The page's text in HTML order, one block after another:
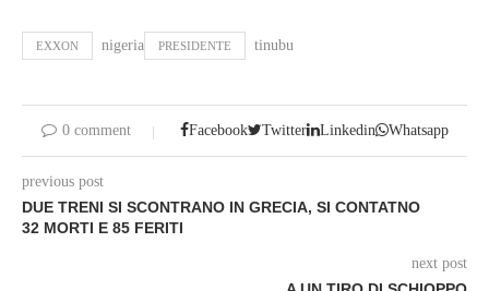
EXXON nigeria PRESIDENTE tinubu
0 comment Facebook Twitter Linkedin Whatsapp
previous post
DUE TRENI SI SCONTRANO IN GRECIA, SI CONTATNO
32 MORTI E 85 FERITI
next post